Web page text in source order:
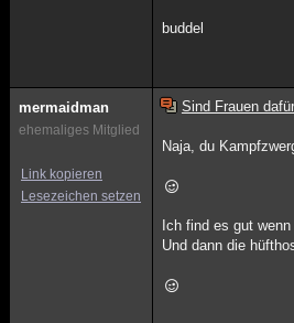
buddel
mermaidman
ehemaliges Mitglied
Link kopieren
Lesezeichen setzen
Sind Frauen
Naja, du
Ich find es gut
Und dann die